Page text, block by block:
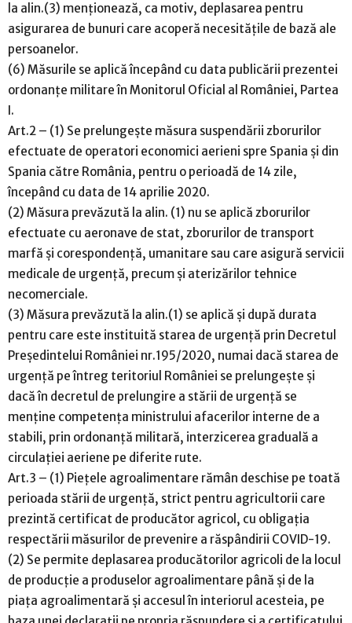
la alin.(3) menționează, ca motiv, deplasarea pentru
asigurarea de bunuri care acoperă necesitățile de bază ale
persoanelor.
(6) Măsurile se aplică începând cu data publicării prezentei
ordonanțe militare în Monitorul Oficial al României, Partea
I.
Art.2 – (1) Se prelungește măsura suspendării zborurilor
efectuate de operatori economici aerieni spre Spania și din
Spania către România, pentru o perioadă de 14 zile,
începând cu data de 14 aprilie 2020.
(2) Măsura prevăzută la alin. (1) nu se aplică zborurilor
efectuate cu aeronave de stat, zborurilor de transport
marfă și corespondență, umanitare sau care asigură servicii
medicale de urgență, precum și aterizărilor tehnice
necomerciale.
(3) Măsura prevăzută la alin.(1) se aplică și după durata
pentru care este instituită starea de urgență prin Decretul
Președintelui României nr.195/2020, numai dacă starea de
urgență pe întreg teritoriul României se prelungește și
dacă în decretul de prelungire a stării de urgență se
menține competența ministrului afacerilor interne de a
stabili, prin ordonanță militară, interzicerea graduală a
circulației aeriene pe diferite rute.
Art.3 – (1) Piețele agroalimentare rămân deschise pe toată
perioada stării de urgență, strict pentru agricultorii care
prezintă certificat de producător agricol, cu obligația
respectării măsurilor de prevenire a răspândirii COVID-19.
(2) Se permite deplasarea producătorilor agricoli de la locul
de producție a produselor agroalimentare până și de la
piața agroalimentară și accesul în interiorul acesteia, pe